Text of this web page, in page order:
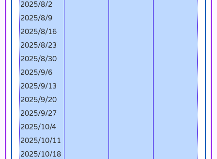
2025/8/2
2025/8/9
2025/8/16
2025/8/23
2025/8/30
2025/9/6
2025/9/13
2025/9/20
2025/9/27
2025/10/4
2025/10/11
2025/10/18